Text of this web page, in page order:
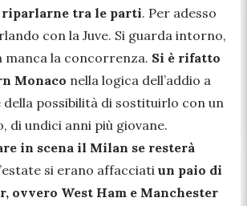
riparlarne tra le parti. Per adesso
con la Juve. Si guarda intorno,
manca la concorrenza. Si è rifatto
Monaco nella logica dell’addio a
della possibilità di sostituirlo con un
di undici anni più giovane.
in scena il Milan se resterà
si erano affacciati un paio di
ovvero West Ham e Manchester